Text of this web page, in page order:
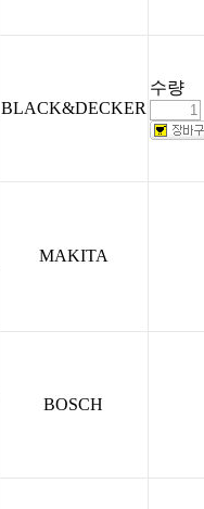
BLACK&DECKER
수량
MAKITA
BOSCH